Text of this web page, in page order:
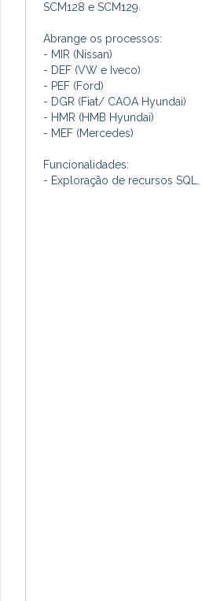
SCM128 e SCM129.
Abrange os processos:
- MIR (Nissan)
- DEF (VW e Iveco)
- PEF (Ford)
- DGR (Fiat/ CAOA Hyundai)
- HMR (HMB Hyundai)
- MEF (Mercedes)
Funcionalidades:
- Exploração de recursos SQL.